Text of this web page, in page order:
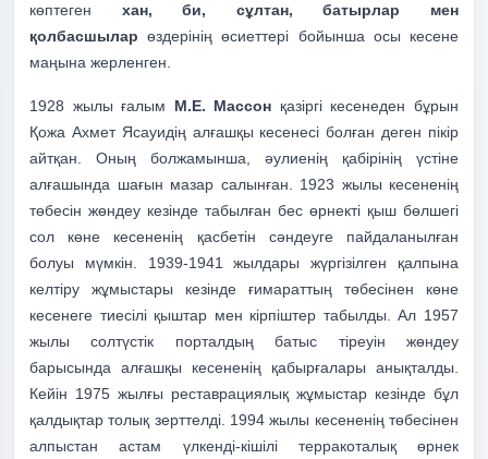
көптеген хан, би, сұлтан, батырлар мен
қолбасшылар өздерінің өсиеттері бойынша осы кесене
маңына жерленген.
1928 жылы ғалым М.Е. Массон қазіргі кесенеден бұрын
Қожа Ахмет Ясауидің алғашқы кесенесі болған деген пікір
айтқан. Оның болжамынша, әулиенің қабірінің үстіне
алғашында шағын мазар салынған. 1923 жылы кесененің
төбесін жөндеу кезінде табылған бес өрнекті қыш бөлшегі
сол көне кесененің қасбетін сәндеуге пайдаланылған
болуы мүмкін. 1939-1941 жылдары жүргізілген қалпына
келтіру жұмыстары кезінде ғимараттың төбесінен көне
кесенеге тиесілі қыштар мен кірпіштер табылды. Ал 1957
жылы солтүстік порталдың батыс тіреуін жөндеу
барысында алғашқы кесененің қабырғалары анықталды.
Кейін 1975 жылғы реставрациялық жұмыстар кезінде бұл
қалдықтар толық зерттелді. 1994 жылы кесененің төбесінен
алпыстан астам үлкенді-кішілі терракоталық өрнек